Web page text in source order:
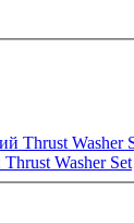
Washer Set